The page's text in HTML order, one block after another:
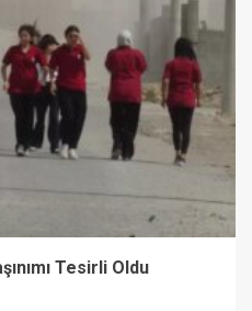
Tesirli Oldu